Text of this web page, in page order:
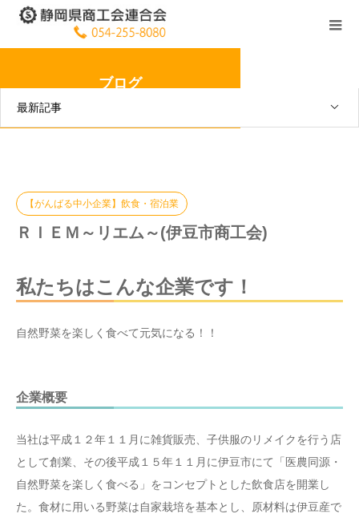
ブログ
最新記事
【がんばる中小企業】飲食・宿泊業
ＲＩＥＭ～リエム～(伊豆市商工会)
私たちはこんな企業です！
自然野菜を楽しく食べて元気になる！！
企業概要
当社は平成１２年１１月に雑貨販売、子供服のリメイクを行う店
として創業、その後平成１５年１１月に伊豆市にて「医農同源・
自然野菜を楽しく食べる」をコンセプトとした飲食店を開業し
た。食材に用いる野菜は自家栽培を基本とし、原材料は伊豆産で